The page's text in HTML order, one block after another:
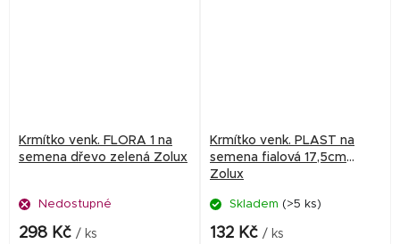
Krmítko venk. FLORA 1 na
semena dřevo zelená Zolux
Nedostupné
298 Kč / ks
Krmítko venk. PLAST na
semena fialová 17,5cm
Zolux
Skladem (>5 ks)
132 Kč / ks